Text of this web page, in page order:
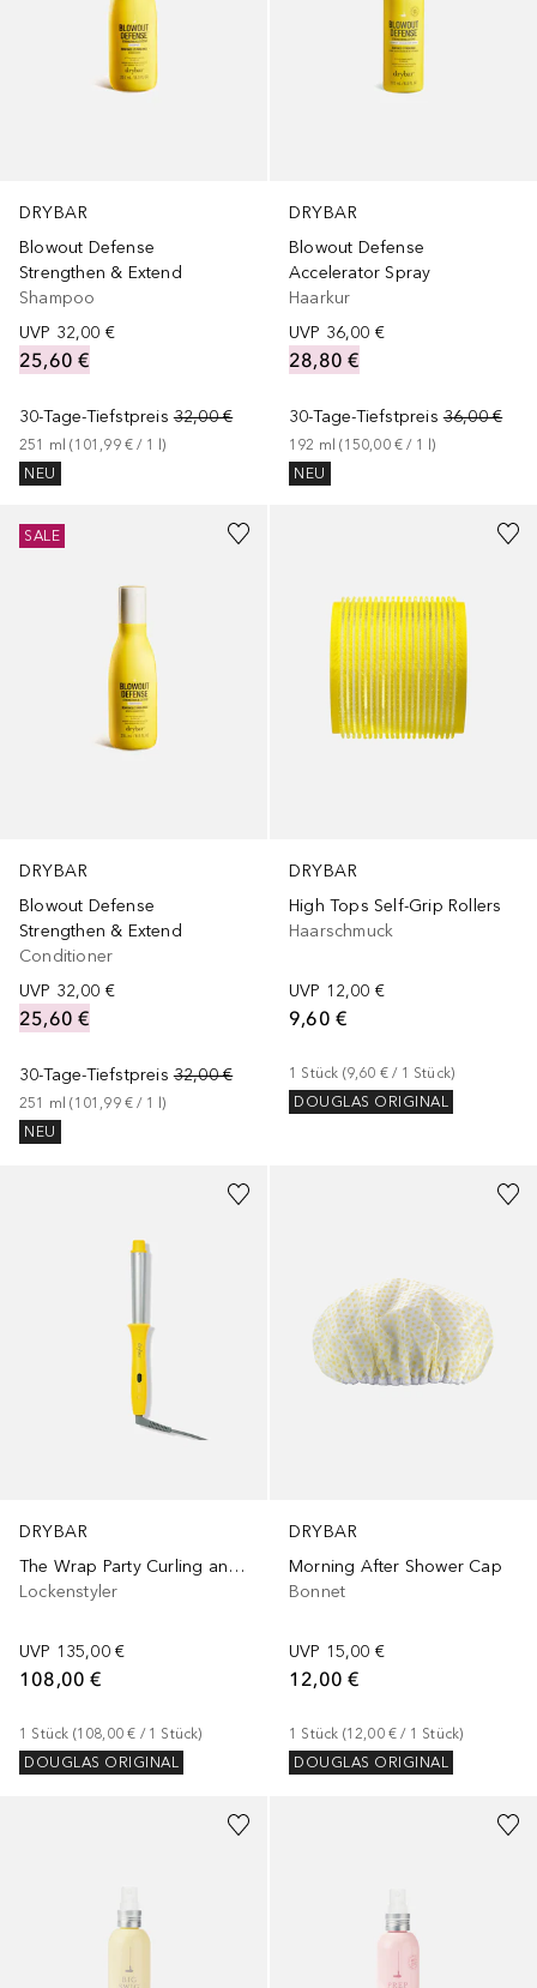
DRYBAR
Blowout Defense
Strengthen & Extend
Shampoo
UVP 32,00 €
25,60 €
30-Tage-Tiefstpreis 32,00 €
251 ml (101,99 € / 1 l)
NEU
DRYBAR
Blowout Defense
Accelerator Spray
Haarkur
UVP 36,00 €
28,80 €
30-Tage-Tiefstpreis 36,00 €
192 ml (150,00 € / 1 l)
NEU
DRYBAR
Blowout Defense
Strengthen & Extend
Conditioner
UVP 32,00 €
25,60 €
30-Tage-Tiefstpreis 32,00 €
251 ml (101,99 € / 1 l)
NEU
SALE
DRYBAR
High Tops Self-Grip Rollers
Haarschmuck
UVP 12,00 €
9,60 €
1 Stück (9,60 € / 1 Stück)
DOUGLAS ORIGINAL
DRYBAR
The Wrap Party Curling and Styling Iron
Lockenstyler
UVP 135,00 €
108,00 €
1 Stück (108,00 € / 1 Stück)
DOUGLAS ORIGINAL
DRYBAR
Morning After Shower Cap
Bonnet
UVP 15,00 €
12,00 €
1 Stück (12,00 € / 1 Stück)
DOUGLAS ORIGINAL
1Größe